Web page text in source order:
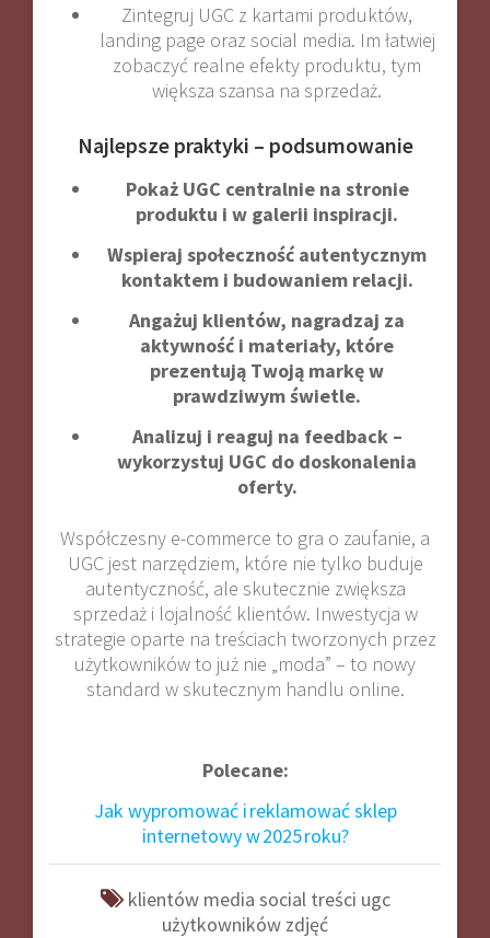
Zintegruj UGC z kartami produktów,
landing page oraz social media. Im łatwiej
zobaczyć realne efekty produktu, tym
większa szansa na sprzedaż.
Najlepsze praktyki – podsumowanie
Pokaż UGC centralnie na stronie
produktu i w galerii inspiracji.
Wspieraj społeczność autentycznym
kontaktem i budowaniem relacji.
Angażuj klientów, nagradzaj za
aktywność i materiały, które
prezentują Twoją markę w
prawdziwym świetle.
Analizuj i reaguj na feedback –
wykorzystuj UGC do doskonalenia
oferty.
Współczesny e-commerce to gra o zaufanie, a
UGC jest narzędziem, które nie tylko buduje
autentyczność, ale skutecznie zwiększa
sprzedaż i lojalność klientów. Inwestycja w
strategie oparte na treściach tworzonych przez
użytkowników to już nie „moda” – to nowy
standard w skutecznym handlu online.
Polecane:
Jak wypromować i reklamować sklep
internetowy w 2025 roku?
klientów media social treści ugc
użytkowników zdjęć